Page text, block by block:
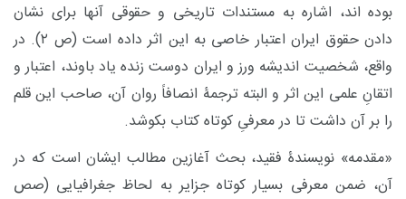
بوده اند، اشاره به مستندات تاریخی و حقوقی آنها برای نشان
دادن حقوق ایران اعتبار خاصی به این اثر داده است (ص ۲). در
واقع، شخصیت اندیشه ورز و ایران دوست زنده یاد باوند، اعتبار و
اتقانِ علمی این اثر و البته ترجمۀ انصافاً روان آن، صاحب این قلم
را بر آن داشت تا در معرفیِ کوتاه کتاب بکوشد.
«مقدمه» نویسندۀ فقید، بحث آغازین مطالب ایشان است که در
آن، ضمن معرفی بسیار کوتاه جزایر به لحاظ جغرافیایی (صص